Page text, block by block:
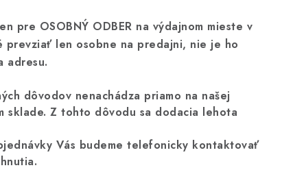
pre OSOBNÝ ODBER na výdajnom mieste v
prevziať len osobne na predajni, nie je ho
adresu.
dôvodov nenachádza priamo na našej
sklade. Z tohto dôvodu sa dodacia lehota
Vás budeme telefonicky kontaktovať